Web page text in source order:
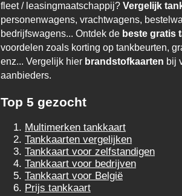
fleet / leasingmaatschappij? Vergelijk
personenwagens, vrachtwagens,
bedrijfswagens... Ontdek de beste gratis
voordelen zoals korting op tankbeurten,
enz... Vergelijk hier brandstofkaarten bij
aanbieders.
Top 5 gezocht
Multimerken tankkaart
Tankkaarten vergelijken
Tankkaart voor zelfstandigen
Tankkaart voor bedrijven
Tankkaart voor België
Prijs tankkaart